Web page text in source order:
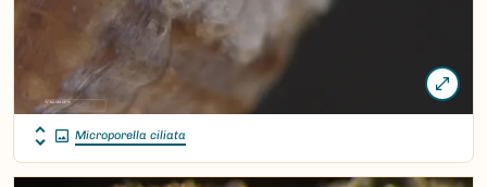
Microporella ciliata